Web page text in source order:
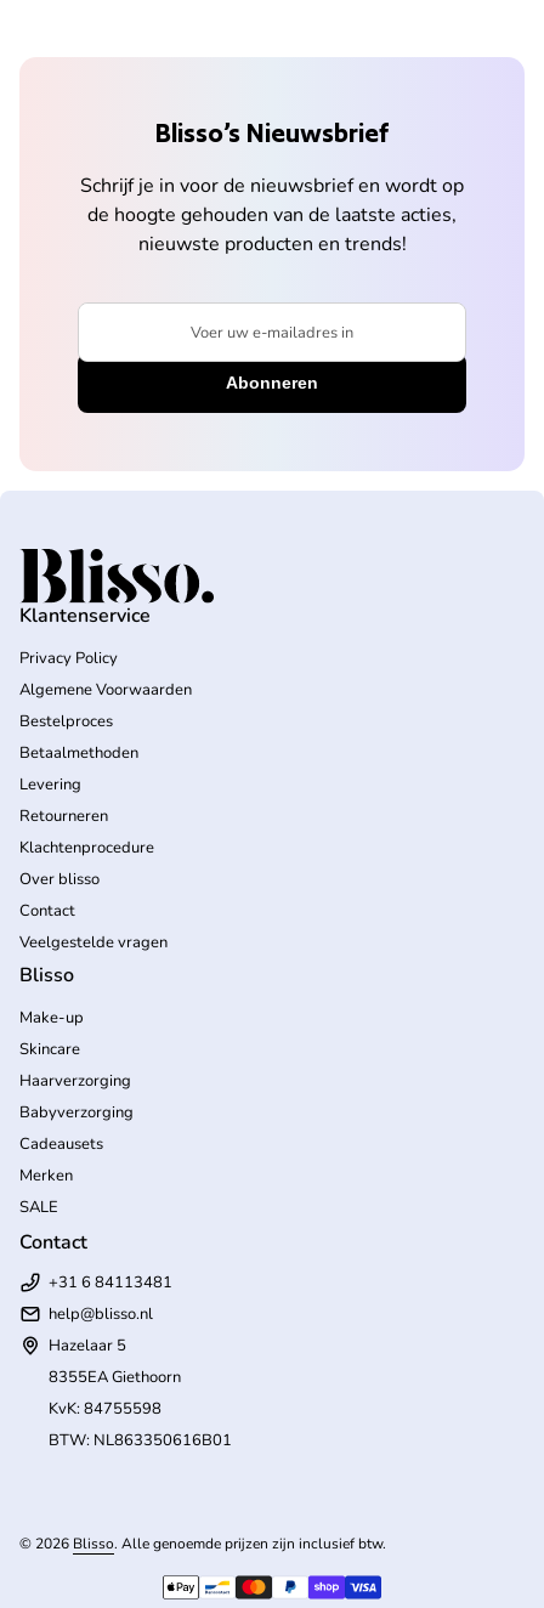
Blisso’s Nieuwsbrief
Schrijf je in voor de nieuwsbrief en wordt op
de hoogte gehouden van de laatste acties,
nieuwste producten en trends!
Voer uw e-mailadres in
Home
Klantenservice
Privacy Policy
Algemene Voorwaarden
Bestelproces
Betaalmethoden
Levering
Retourneren
Klachtenprocedure
Over blisso
Contact
Veelgestelde vragen
Blisso
Make-up
Skincare
Haarverzorging
Babyverzorging
Cadeausets
Merken
SALE
Contact
+31 6 84113481
help@blisso.nl
Hazelaar 5
8355EA Giethoorn
KvK: 84755598
BTW: NL863350616B01
© 2026 Blisso. Alle genoemde prijzen zijn inclusief btw.
Betaalmethoden